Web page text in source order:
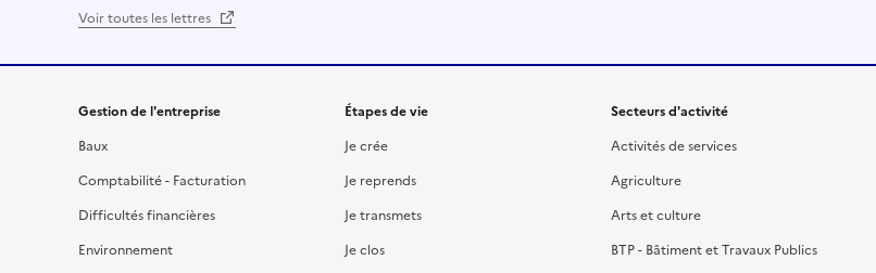
Voir toutes les lettres
Gestion de l'entreprise
Baux
Comptabilité - Facturation
Difficultés financières
Environnement
Étapes de vie
Je crée
Je reprends
Je transmets
Je clos
Secteurs d'activité
Activités de services
Agriculture
Arts et culture
BTP - Bâtiment et Travaux Publics